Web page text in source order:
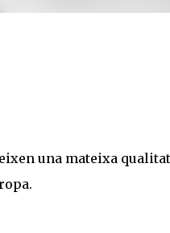
una mateixa